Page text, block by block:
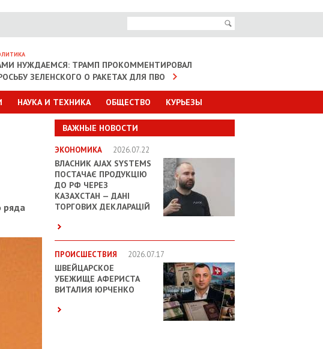
НУЖДАЕМСЯ: ТРАМП ПРОКОММЕНТИРОВАЛ
ЗЕЛЕНСКОГО О РАКЕТАХ ДЛЯ ПВО
НАУКА И ТЕХНИКА ОБЩЕСТВО КУРЬЕЗЫ
ВАЖНЫЕ НОВОСТИ
ЭКОНОМИКА 2026.07.22
ВЛАСНИК AJAX SYSTEMS
ПОСТАЧАЄ ПРОДУКЦІЮ
ДО РФ ЧЕРЕЗ
КАЗАХСТАН — ДАНІ
ТОРГОВИХ ДЕКЛАРАЦІЙ
ПРОИСШЕСТВИЯ 2026.07.17
ШВЕЙЦАРСКОЕ
УБЕЖИЩЕ АФЕРИСТА
ВИТАЛИЯ ЮРЧЕНКО
ряда